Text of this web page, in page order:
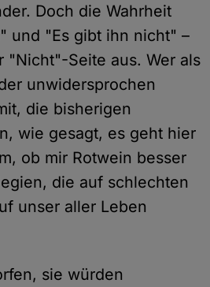
Doch die Wahrheit
und "Es gibt ihn nicht" –
"Nicht"-Seite aus. Wer als
unwidersprochen
die bisherigen
wie gesagt, es geht hier
ob mir Rotwein besser
die auf schlechten
unser aller Leben
sie würden